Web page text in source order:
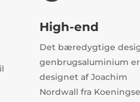
High-end
Det bæredygtige
genbrugsaluminium er
designet af Joachim
Nordwall fra